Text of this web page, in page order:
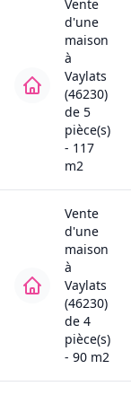
Vente
d'une
maison
à
Vaylats
(46230)
de 5
pièce(s)
- 117
m2
Vente
d'une
maison
à
Vaylats
(46230)
de 4
pièce(s)
- 90 m2